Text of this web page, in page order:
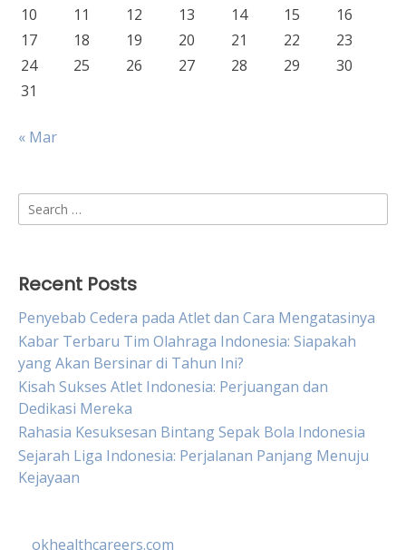
10
11 12 13 14 15
16
17
18 19 20 21 22
23
24
25 26 27 28 29
30
31
« Mar
Search
for:
Recent Posts
Penyebab Cedera pada Atlet dan Cara Mengatasinya
Kabar Terbaru Tim Olahraga Indonesia: Siapakah
yang Akan Bersinar di Tahun Ini?
Kisah Sukses Atlet Indonesia: Perjuangan dan
Dedikasi Mereka
Rahasia Kesuksesan Bintang Sepak Bola Indonesia
Sejarah Liga Indonesia: Perjalanan Panjang Menuju
Kejayaan
okhealthcareers.com